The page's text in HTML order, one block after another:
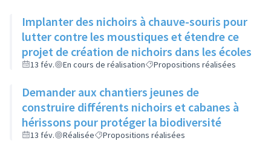
Implanter des nichoirs à chauve-souris pour
lutter contre les moustiques et étendre ce
projet de création de nichoirs dans les écoles
13 fév. En cours de réalisation Propositions réalisées
Demander aux chantiers jeunes de
construire différents nichoirs et cabanes à
hérissons pour protéger la biodiversité
13 fév. Réalisée Propositions réalisées